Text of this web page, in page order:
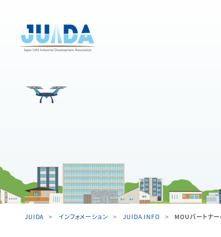
JUIDA インフォメーション JUIDA INFO MOUパートナ